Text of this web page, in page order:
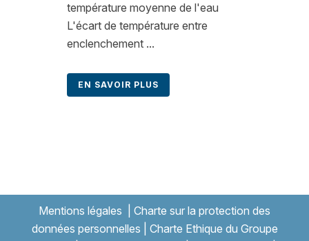
température moyenne de l'eau
L'écart de température entre
enclenchement ...
EN SAVOIR PLUS
Mentions légales
Charte sur la protection des
données personnelles
Charte Ethique du Groupe